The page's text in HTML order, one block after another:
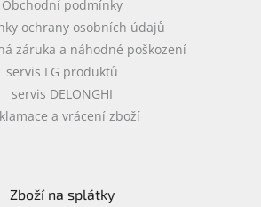
Obchodní podmínky
ochrany osobních údajů
záruka a náhodné poškození
servis LG produktů
servis DELONGHI
a vrácení zboží
Zboží na splátky